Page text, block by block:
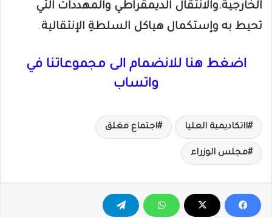
الخارجية.والانتقال الديمقراطي والمهددات التي
تحيط به وإستكمال هياكل السلطةِ الإنتقالية.
اضغط هنا للانضمام الى مجموعاتنا في
واتساب
ااتكاديمية العليا اجتماع مغلق
مجلس الوزراء